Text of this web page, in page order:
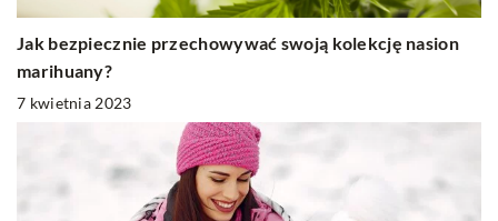
Jak bezpiecznie przechowywać swoją kolekcję nasion
marihuany?
7 kwietnia 2023